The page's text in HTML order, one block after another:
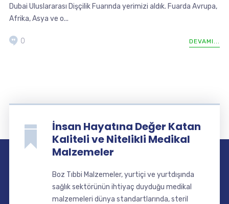
Dubai Uluslararası Dişçilik Fuarında yerimizi aldık. Fuarda Avrupa,
Afrika, Asya ve o...
DEVAMI...
0
İnsan Hayatına Değer Katan
Kaliteli ve Nitelikli Medikal
Malzemeler
Boz Tıbbi Malzemeler, yurtiçi ve yurtdışında
sağlık sektörünün ihtiyaç duyduğu medikal
malzemeleri dünya standartlarında, steril